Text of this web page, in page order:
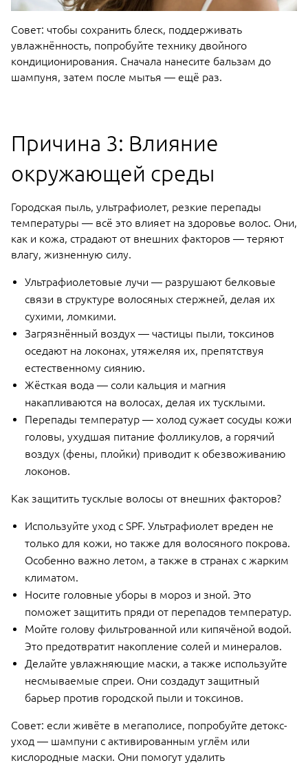
Совет: чтобы сохранить блеск, поддерживать
увлажнённость, попробуйте технику двойного
кондиционирования. Сначала нанесите бальзам до
шампуня, затем после мытья — ещё раз.
Причина 3: Влияние
окружающей среды
Городская пыль, ультрафиолет, резкие перепады
температуры — всё это влияет на здоровье волос. Они,
как и кожа, страдают от внешних факторов — теряют
влагу, жизненную силу.
Ультрафиолетовые лучи — разрушают белковые
связи в структуре волосяных стержней, делая их
сухими, ломкими.
Загрязнённый воздух — частицы пыли, токсинов
оседают на локонах, утяжеляя их, препятствуя
естественному сиянию.
Жёсткая вода — соли кальция и магния
накапливаются на волосах, делая их тусклыми.
Перепады температур — холод сужает сосуды кожи
головы, ухудшая питание фолликулов, а горячий
воздух (фены, плойки) приводит к обезвоживанию
локонов.
Как защитить тусклые волосы от внешних факторов?
Используйте уход с SPF. Ультрафиолет вреден не
только для кожи, но также для волосяного покрова.
Особенно важно летом, а также в странах с жарким
климатом.
Носите головные уборы в мороз и зной. Это
поможет защитить пряди от перепадов температур.
Мойте голову фильтрованной или кипячёной водой.
Это предотвратит накопление солей и минералов.
Делайте увлажняющие маски, а также используйте
несмываемые спреи. Они создадут защитный
барьер против городской пыли и токсинов.
Совет: если живёте в мегаполисе, попробуйте детокс-
уход — шампуни с активированным углём или
кислородные маски. Они помогут удалить